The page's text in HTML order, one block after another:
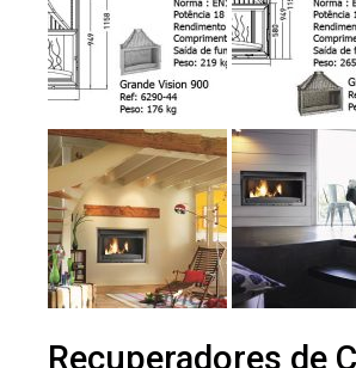
Recuperadores de